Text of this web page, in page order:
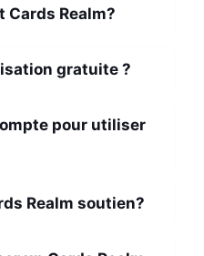
Cards Realm?
gratuite ?
pour utiliser
Realm soutien?